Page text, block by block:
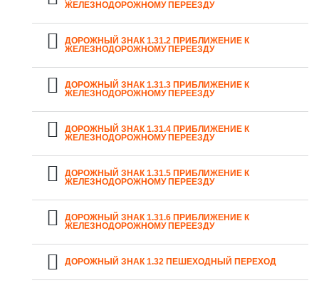
ЖЕЛЕЗНОДОРОЖНОМУ ПЕРЕЕЗДУ
ДОРОЖНЫЙ ЗНАК 1.31.2 ПРИБЛИЖЕНИЕ К
ЖЕЛЕЗНОДОРОЖНОМУ ПЕРЕЕЗДУ
ДОРОЖНЫЙ ЗНАК 1.31.3 ПРИБЛИЖЕНИЕ К
ЖЕЛЕЗНОДОРОЖНОМУ ПЕРЕЕЗДУ
ДОРОЖНЫЙ ЗНАК 1.31.4 ПРИБЛИЖЕНИЕ К
ЖЕЛЕЗНОДОРОЖНОМУ ПЕРЕЕЗДУ
ДОРОЖНЫЙ ЗНАК 1.31.5 ПРИБЛИЖЕНИЕ К
ЖЕЛЕЗНОДОРОЖНОМУ ПЕРЕЕЗДУ
ДОРОЖНЫЙ ЗНАК 1.31.6 ПРИБЛИЖЕНИЕ К
ЖЕЛЕЗНОДОРОЖНОМУ ПЕРЕЕЗДУ
ДОРОЖНЫЙ ЗНАК 1.32 ПЕШЕХОДНЫЙ ПЕРЕХОД